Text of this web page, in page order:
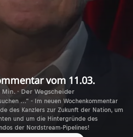
vom 11.03.
Min. · Der Wegscheider
...“ - Im neuen Wochenkommentar
des Kanzlers zur Zukunft der Nation, um
und um die Hintergründe des
der Nordstream-Pipelines!